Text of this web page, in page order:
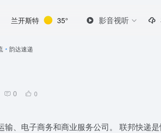
兰开斯特 35° 影音视听
• 韵达速递
0 0
、电子商务和商业服务公司。 联邦快递